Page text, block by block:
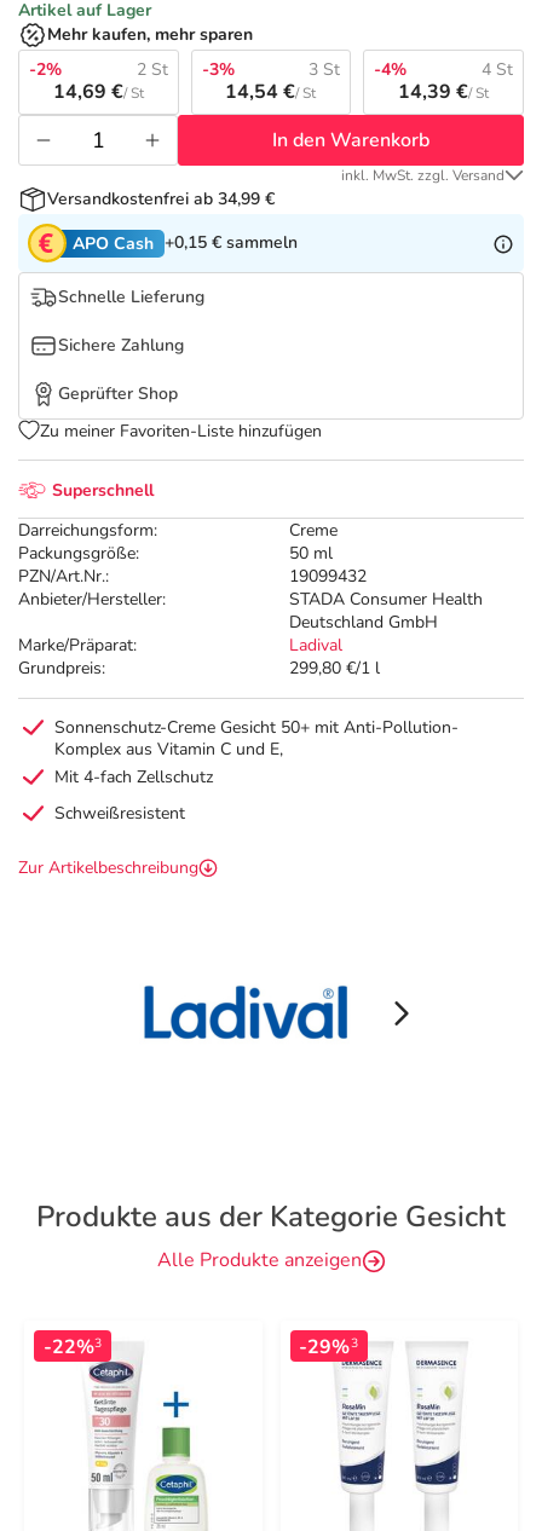
Tierapotheke
Vitamine & Mineralstoffe
Marken
Salus Deals
Superschnell
Darreichungsform:
Creme
Packungsgröße:
50 ml
PZN/Art.Nr.:
19099432
Anbieter/Hersteller:
STADA Consumer Health
Deutschland GmbH
Marke/Präparat:
Ladival
Grundpreis:
299,80 €/1 l
Artikel auf Lager
Mehr kaufen, mehr sparen
-2%
2 St
14,69 €/ St
-3% 3 St
14,54 €/ St
-4% 4 St
14,39 €/ St
In den Warenkorb
inkl. MwSt. zzgl. Versand
Versandkostenfrei ab 34,99 €
APO Cash +0,15 € sammeln
Schnelle Lieferung
Sichere Zahlung
Geprüfter Shop
Zu meiner Favoriten-Liste hinzufügen
Sonnenschutz-Creme Gesicht 50+ mit Anti-Pollution-
Komplex aus Vitamin C und E,
Mit 4-fach Zellschutz
Schweißresistent
Zur Artikelbeschreibung
Produkte aus der Kategorie Gesicht
Alle Produkte anzeigen
-22%3 -29%3